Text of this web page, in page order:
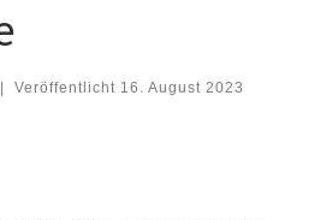
| Veröffentlicht 16. August 2023